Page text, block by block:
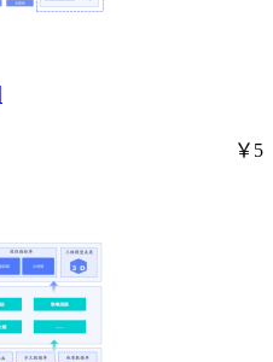
￥5